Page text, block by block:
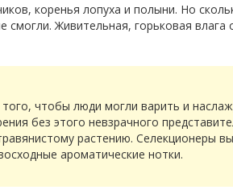
коренья лопуха и полыни. Но
смогли. Живительная, горьковая влага
чтобы люди могли варить и
без этого невзрачного
растению. Селекционеры
ароматические нотки.